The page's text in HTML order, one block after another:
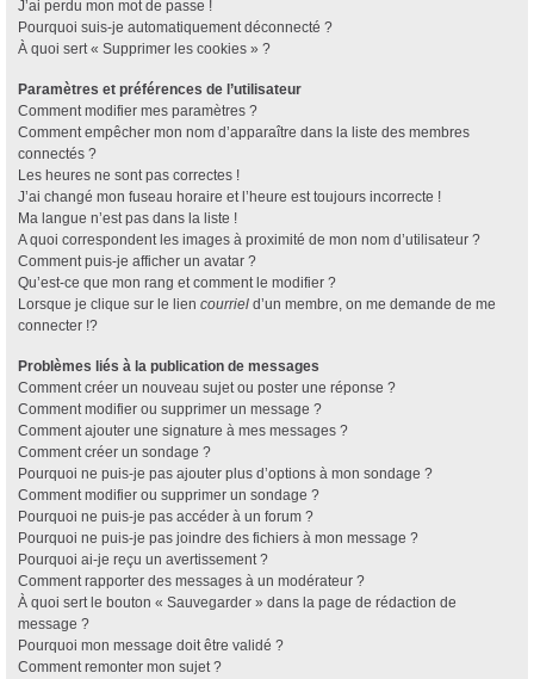
J’ai perdu mon mot de passe !
Pourquoi suis-je automatiquement déconnecté ?
À quoi sert « Supprimer les cookies » ?
Paramètres et préférences de l’utilisateur
Comment modifier mes paramètres ?
Comment empêcher mon nom d’apparaître dans la liste des membres
connectés ?
Les heures ne sont pas correctes !
J’ai changé mon fuseau horaire et l’heure est toujours incorrecte !
Ma langue n’est pas dans la liste !
A quoi correspondent les images à proximité de mon nom d’utilisateur ?
Comment puis-je afficher un avatar ?
Qu’est-ce que mon rang et comment le modifier ?
Lorsque je clique sur le lien courriel d’un membre, on me demande de me
connecter !?
Problèmes liés à la publication de messages
Comment créer un nouveau sujet ou poster une réponse ?
Comment modifier ou supprimer un message ?
Comment ajouter une signature à mes messages ?
Comment créer un sondage ?
Pourquoi ne puis-je pas ajouter plus d’options à mon sondage ?
Comment modifier ou supprimer un sondage ?
Pourquoi ne puis-je pas accéder à un forum ?
Pourquoi ne puis-je pas joindre des fichiers à mon message ?
Pourquoi ai-je reçu un avertissement ?
Comment rapporter des messages à un modérateur ?
À quoi sert le bouton « Sauvegarder » dans la page de rédaction de
message ?
Pourquoi mon message doit être validé ?
Comment remonter mon sujet ?